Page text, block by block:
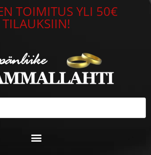
TOIMITUS YLI 50€
TILAUKSIIN!